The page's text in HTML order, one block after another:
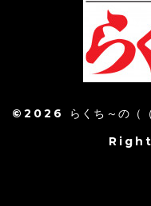
©2026 らくち～の（